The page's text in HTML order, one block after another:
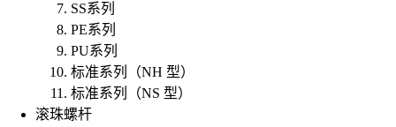
SS系列
PE系列
PU系列
标准系列（NH 型）
标准系列（NS 型）
滚珠螺杆